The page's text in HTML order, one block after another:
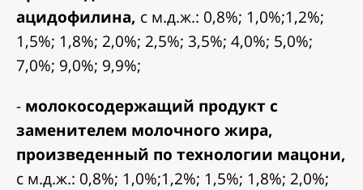
ацидофилина, с м.д.ж.: 0,8%; 1,0%;1,2%;
1,5%; 1,8%; 2,0%; 2,5%; 3,5%; 4,0%; 5,0%;
7,0%; 9,0%; 9,9%;
- молокосодержащий продукт с
заменителем молочного жира,
произведенный по технологии мацони,
с м.д.ж.: 0,8%; 1,0%;1,2%; 1,5%; 1,8%; 2,0%;